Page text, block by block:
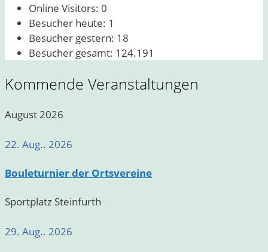
Online Visitors: 0
Besucher heute: 1
Besucher gestern: 18
Besucher gesamt: 124.191
Kommende Veranstaltungen
August 2026
22. Aug.. 2026
Bouleturnier der Ortsvereine
Sportplatz Steinfurth
29. Aug.. 2026